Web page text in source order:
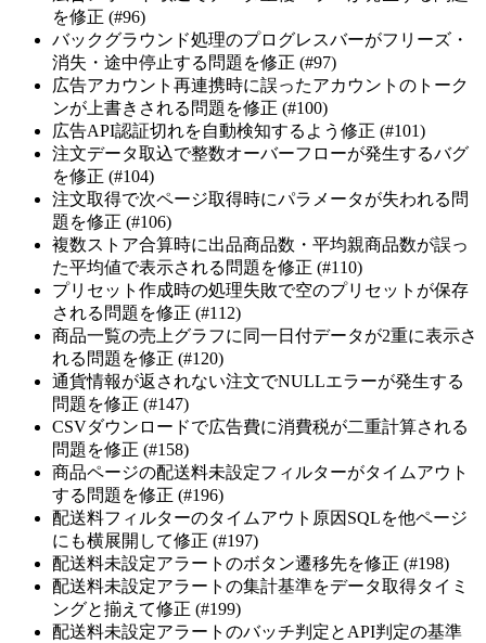
を修正 (#96)
バックグラウンド処理のプログレスバーがフリーズ・
消失・途中停止する問題を修正 (#97)
広告アカウント再連携時に誤ったアカウントのトーク
ンが上書きされる問題を修正 (#100)
広告API認証切れを自動検知するよう修正 (#101)
注文データ取込で整数オーバーフローが発生するバグ
を修正 (#104)
注文取得で次ページ取得時にパラメータが失われる問
題を修正 (#106)
複数ストア合算時に出品商品数・平均親商品数が誤っ
た平均値で表示される問題を修正 (#110)
プリセット作成時の処理失敗で空のプリセットが保存
される問題を修正 (#112)
商品一覧の売上グラフに同一日付データが2重に表示さ
れる問題を修正 (#120)
通貨情報が返されない注文でNULLエラーが発生する
問題を修正 (#147)
CSVダウンロードで広告費に消費税が二重計算される
問題を修正 (#158)
商品ページの配送料未設定フィルターがタイムアウト
する問題を修正 (#196)
配送料フィルターのタイムアウト原因SQLを他ページ
にも横展開して修正 (#197)
配送料未設定アラートのボタン遷移先を修正 (#198)
配送料未設定アラートの集計基準をデータ取得タイミ
ングと揃えて修正 (#199)
配送料未設定アラートのバッチ判定とAPI判定の基準